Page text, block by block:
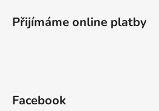
Přijímáme online platby
Facebook